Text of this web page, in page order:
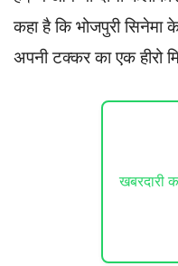
कहा है कि भोजपुरी
अपनी टक्कर का एक हीरो
खबरदारी